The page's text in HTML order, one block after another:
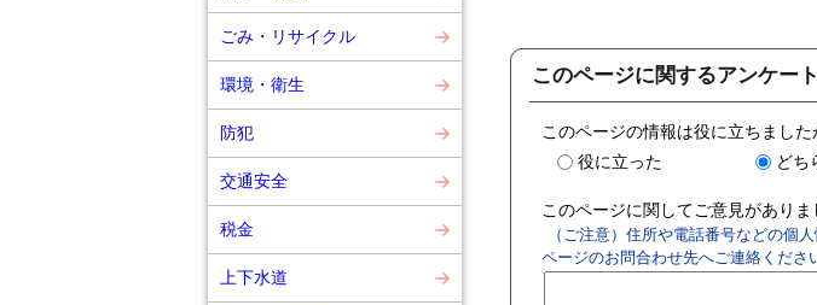
ごみ・リサイクル
環境・衛生
防犯
交通安全
税金
上下水道
このページに関するアンケート
このページの情報は役に立ちました
役に立った
どち
このページに関してご意見があり
（ご注意）住所や電話番号などの個
ページのお問合わせ先へご連絡くださ